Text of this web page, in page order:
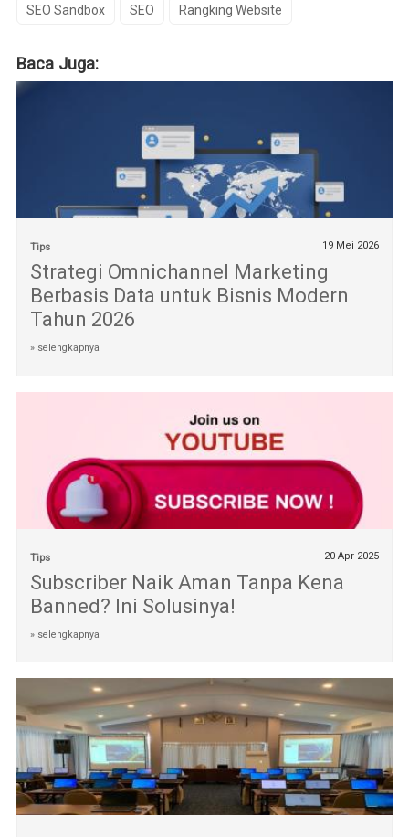
SEO Sandbox SEO Rangking Website
Baca Juga:
Tips 19 Mei 2026
Strategi Omnichannel Marketing
Berbasis Data untuk Bisnis Modern
Tahun 2026
» selengkapnya
Tips 20 Apr 2025
Subscriber Naik Aman Tanpa Kena
Banned? Ini Solusinya!
» selengkapnya